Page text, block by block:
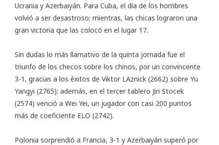
Ucrania y Azerbaiyán. Para Cuba, el día de los hombres
volvió a ser desastroso; mientras, las chicas lograron una
gran victoria que las colocó en el lugar 17.
Sin dudas lo más llamativo de la quinta jornada fue el
triunfo de los checos sobre los chinos, por un convincente
3-1, gracias a los éxitos de Viktor LAznick (2662) sobre Yu
Yangyi (2765); además, en el tercer tablero Jiri Stocek
(2574) venció a Wei Yei, un jugador con casi 200 puntos
más de coeficiente ELO (2742).
Polonia sorprendió a Francia, 3-1 y Azerbaiyán superó por